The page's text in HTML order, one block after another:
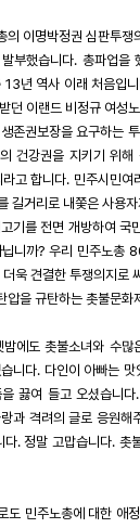
의 이명박정권 심판투쟁
부했습니다. 총파업을
13년 역사 이래 처음입
던 이랜드 비정규 여성
존권보장을 요구하는
건강권을 지키기 위해
고 합니다. 민주시민여
길거리로 내쫓은 사용
기를 전면 개방하여 국
니까? 우리 민주노총
욱 견결한 투쟁의지로
압을 규탄하는 촛불문화
에도 촛불소녀와 수많
니다. 다인이 아빠는
끓여 들고 오셨습니
과 격려의 글로 응원해
. 정말 고맙습니다. 촛
도 민주노총에 대한 애